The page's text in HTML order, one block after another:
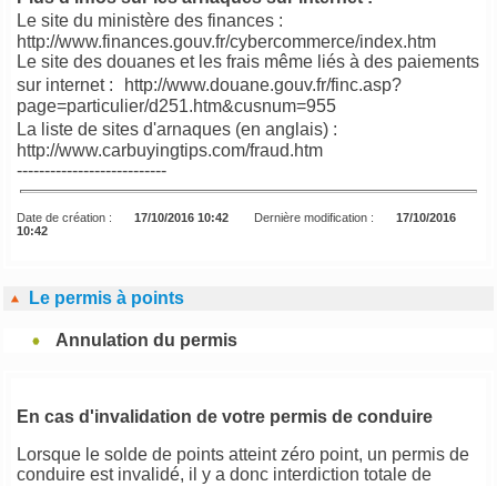
Le site du ministère des finances :
http://www.finances.gouv.fr/cybercommerce/index.htm
Le site des douanes et les frais même liés à des paiements
sur internet :
http://www.douane.gouv.fr/finc.asp?
page=particulier/d251.htm&cusnum=955
La liste de sites d'arnaques (en anglais) :
http://www.carbuyingtips.com/fraud.htm
---------------------------
Date de création : 17/10/2016 10:42 Dernière modification :
17/10/2016
10:42
Le permis à points
Annulation du permis
En cas d'invalidation de votre permis de conduire
Lorsque le solde de points atteint zéro point, un permis de
conduire est invalidé, il y a donc interdiction totale de